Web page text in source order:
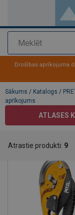
Meklēt
Pievienots jūsu
Drošības aprīkojuma
Sākums / Katalogs /
aprīkojums
ATLASES
Atrastie produkti: 9